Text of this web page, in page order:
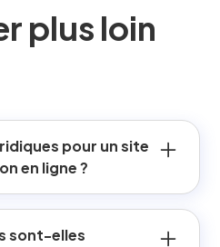
plus loin
pour un site
en ligne ?
(CGV) et la politique de
sont-elles